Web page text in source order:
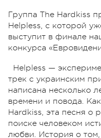
Группа The Hardkiss
Helpless, с которой
выступит в финале
конкурса
Helpless —
трек с украинским
написана несколько
времени и повода.
Hardkiss, эта песня о
поиске человеком
любви. История о